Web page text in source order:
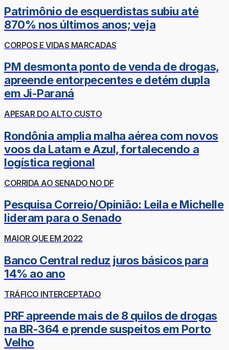
Patrimônio de esquerdistas subiu até
870% nos últimos anos; veja
CORPOS E VIDAS MARCADAS
PM desmonta ponto de venda de drogas,
apreende entorpecentes e detém dupla
em Ji-Paraná
APESAR DO ALTO CUSTO
Rondônia amplia malha aérea com novos
voos da Latam e Azul, fortalecendo a
logística regional
CORRIDA AO SENADO NO DF
Pesquisa Correio/Opinião: Leila e Michelle
lideram para o Senado
MAIOR QUE EM 2022
Banco Central reduz juros básicos para
14% ao ano
TRÁFICO INTERCEPTADO
PRF apreende mais de 8 quilos de drogas
na BR-364 e prende suspeitos em Porto
Velho